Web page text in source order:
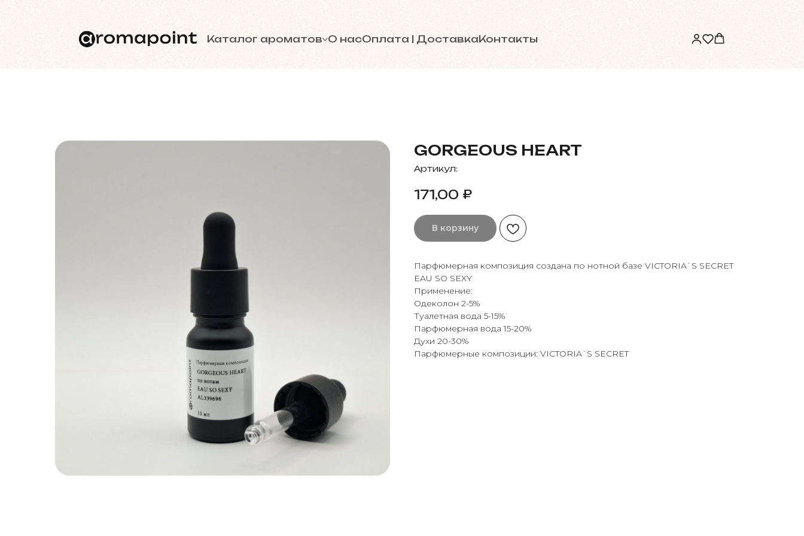
Каталог ароматов О насОплата | ДоставкаКонтакты
GORGEOUS HEART
Артикул:
171,00 ₽
В корзину
Парфюмерная композиция создана по нотной базе VICTORIA`S SECRET
EAU SO SEXY
Применение:
Одеколон 2-5%
Туалетная вода 5-15%
Парфюмерная вода 15-20%
Духи 20-30%
Парфюмерные композиции: VICTORIA`S SECRET